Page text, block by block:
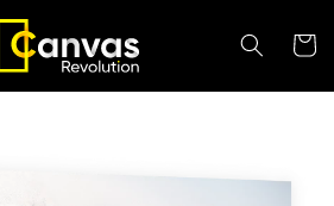
Carrito